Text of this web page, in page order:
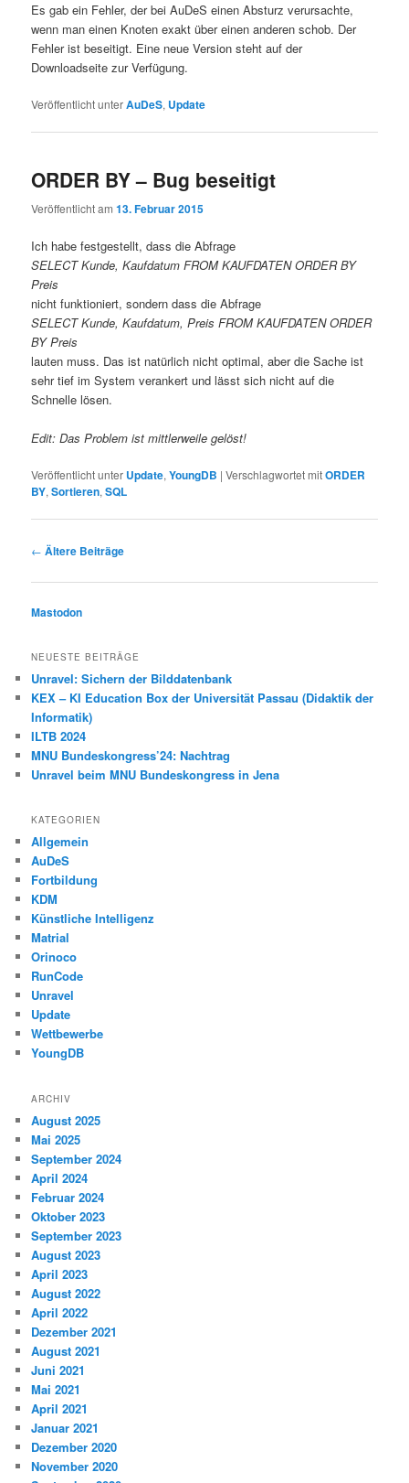
Es gab ein Fehler, der bei AuDeS einen Absturz verursachte,
wenn man einen Knoten exakt über einen anderen schob. Der
Fehler ist beseitigt. Eine neue Version steht auf der
Downloadseite zur Verfügung.
Veröffentlicht unterAuDeS, Update
ORDER BY – Bug beseitigt
Veröffentlicht am13. Februar 2015
Ich habe festgestellt, dass die Abfrage
SELECT Kunde, Kaufdatum FROM KAUFDATEN ORDER BY
Preis
nicht funktioniert, sondern dass die Abfrage
SELECT Kunde, Kaufdatum, Preis FROM KAUFDATEN ORDER
BY Preis
lauten muss. Das ist natürlich nicht optimal, aber die Sache ist
sehr tief im System verankert und lässt sich nicht auf die
Schnelle lösen.
Edit: Das Problem ist mittlerweile gelöst!
Veröffentlicht unter Update,YoungDB |Verschlagwortet mitORDER
BY,Sortieren,SQL
Beitragsnavigation
← Ältere Beiträge
Mastodon
NEUESTE BEITRÄGE
Unravel: Sichern der Bilddatenbank
KEX – KI Education Box der Universität Passau (Didaktik der
Informatik)
ILTB 2024
MNU Bundeskongress’24: Nachtrag
Unravel beim MNU Bundeskongress in Jena
KATEGORIEN
Allgemein
AuDeS
Fortbildung
KDM
Künstliche Intelligenz
Matrial
Orinoco
RunCode
Unravel
Update
Wettbewerbe
YoungDB
ARCHIV
August 2025
Mai 2025
September 2024
April 2024
Februar 2024
Oktober 2023
September 2023
August 2023
April 2023
August 2022
April 2022
Dezember 2021
August 2021
Juni 2021
Mai 2021
April 2021
Januar 2021
Dezember 2020
November 2020